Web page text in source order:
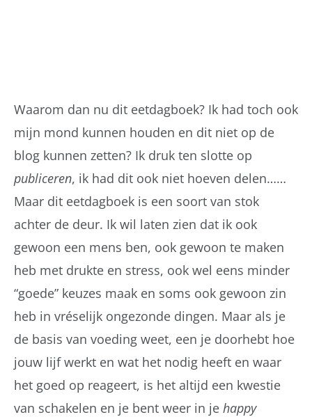
Waarom dan nu dit eetdagboek? Ik had toch ook
mijn mond kunnen houden en dit niet op de
blog kunnen zetten? Ik druk ten slotte op
publiceren, ik had dit ook niet hoeven delen……
Maar dit eetdagboek is een soort van stok
achter de deur. Ik wil laten zien dat ik ook
gewoon een mens ben, ook gewoon te maken
heb met drukte en stress, ook wel eens minder
“goede” keuzes maak en soms ook gewoon zin
heb in vréselijk ongezonde dingen. Maar als je
de basis van voeding weet, een je doorhebt hoe
jouw lijf werkt en wat het nodig heeft en waar
het goed op reageert, is het altijd een kwestie
van schakelen en je bent weer in je happy